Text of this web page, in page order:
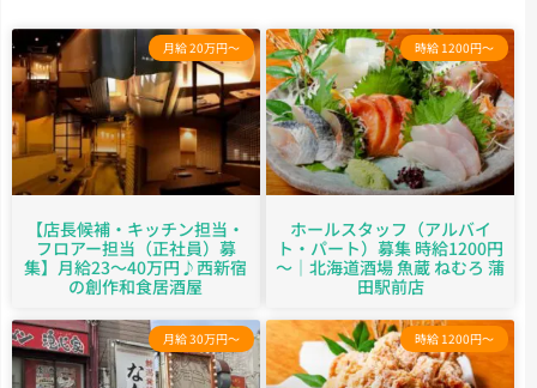
月給 20万円～
【店長候補・キッチン担当・
フロアー担当（正社員）募
集】月給23〜40万円♪西新宿
の創作和食居酒屋
時給 1200円～
ホールスタッフ（アルバイ
ト・パート）募集 時給1200円
～｜北海道酒場 魚蔵 ねむろ 蒲
田駅前店
月給 30万円～ 時給 1200円～